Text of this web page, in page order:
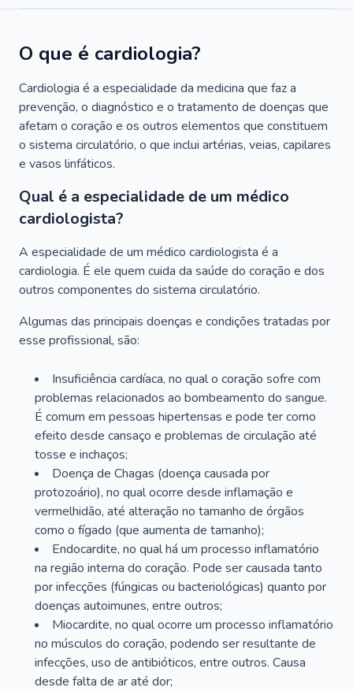
O que é cardiologia?
Cardiologia é a especialidade da medicina que faz a
prevenção, o diagnóstico e o tratamento de doenças que
afetam o coração e os outros elementos que constituem
o sistema circulatório, o que inclui artérias, veias, capilares
e vasos linfáticos.
Qual é a especialidade de um médico
cardiologista?
A especialidade de um médico cardiologista é a
cardiologia. É ele quem cuida da saúde do coração e dos
outros componentes do sistema circulatório.
Algumas das principais doenças e condições tratadas por
esse profissional, são:
Insuficiência cardíaca, no qual o coração sofre com
problemas relacionados ao bombeamento do sangue.
É comum em pessoas hipertensas e pode ter como
efeito desde cansaço e problemas de circulação até
tosse e inchaços;
Doença de Chagas (doença causada por
protozoário), no qual ocorre desde inflamação e
vermelhidão, até alteração no tamanho de órgãos
como o fígado (que aumenta de tamanho);
Endocardite, no qual há um processo inflamatório
na região interna do coração. Pode ser causada tanto
por infecções (fúngicas ou bacteriológicas) quanto por
doenças autoimunes, entre outros;
Miocardite, no qual ocorre um processo inflamatório
no músculos do coração, podendo ser resultante de
infecções, uso de antibióticos, entre outros. Causa
desde falta de ar até dor;